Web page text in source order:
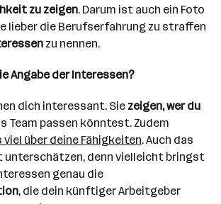
zu zeigen. Darum ist auch ein Foto
lieber die Berufserfahrung zu straffen
zu nennen.
Angabe der Interessen?
dich interessant. Sie zeigen, wer du
Team passen könntest. Zudem
über deine Fähigkeiten. Auch das
denn vielleicht bringst
genau die
, die dein künftiger Arbeitgeber